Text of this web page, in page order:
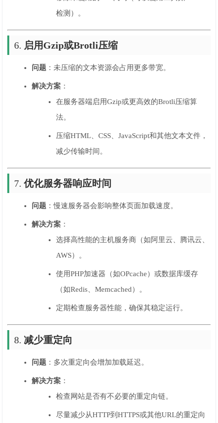
检测）。
6. 启用Gzip或Brotli压缩
问题 ：未压缩的文本资源会占用更多带宽。
解决方案 ：
在服务器端启用Gzip或更高效的Brotli压缩算
法。
压缩HTML、CSS、JavaScript和其他文本文件，
减少传输时间。
7.优化服务器响应时间
问题 ：慢速服务器会影响整体页面加载速度。
解决方案 ：
选择高性能的主机服务商（如阿里云、腾讯云、
AWS）。
使用PHP加速器（如OPcache）或数据库缓存
（如Redis、Memcached）。
定期检查服务器性能，确保其稳定运行。
8.减少重定向
问题 ：多次重定向会增加加载延迟。
解决方案 ：
检查网站是否有不必要的重定向链。
尽量减少从HTTP到HTTPS或其他URL的重定向